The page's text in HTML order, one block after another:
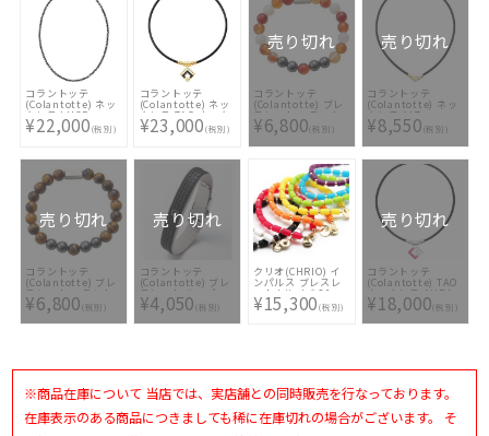
コラントッテ
(Colantotte) ネッ
クレス LUCE α
ABARH
¥22,000(税別)
コラントッテ
(Colantotte) ネッ
クレス TAO ネック
レスα ARAN
ABARD5-38
¥23,000(税別)
売り切れ
コラントッテ
(Colantotte) ブレ
スレット コラント
ッテ ループ REI
ABAEM-45
¥6,800(税別)
売り切れ
コラントッテ
(Colantotte) ネッ
クレス ALT
ABARA-9038
¥8,550(税別)
売り切れ
コラントッテ
(Colantotte) ブレ
スレット コラント
ッテ ループ REI
ABAEM-40
¥6,800(税別)
売り切れ
コラントッテ
(Colantotte) ブレ
スレット ループ
QUON ABAEI-90
¥4,050(税別)
クリオ(CHRIO) イ
ンパルス ブレスレ
ット Lサイズ 21cm
¥15,300(税別)
売り切れ
コラントッテ
(Colantotte) TAO
ネックレス AURA
ABAPH レッドラメ
¥18,000(税別)
※商品在庫について 当店では、実店舗との同時販売を行なっております。
在庫表示のある商品につきましても稀に在庫切れの場合がございます。 そ